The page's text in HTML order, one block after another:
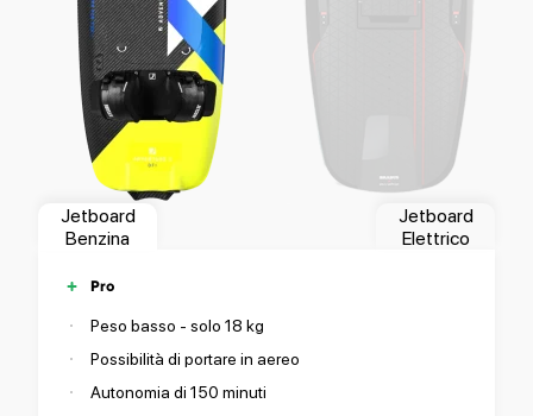
Jetboard
Benzina
Jetboard
Elettrico
Pro
Peso basso - solo 18 kg
Possibilità di portare in aereo
Autonomia di 150 minuti